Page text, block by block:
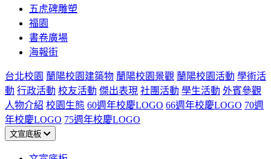
五虎碑雕塑
福園
書卷廣場
海報街
台北校園 蘭陽校園建築物 蘭陽校園景觀 蘭陽校園活動 學術活
動 行政活動 校友活動 傑出表現 社團活動 學生活動 外賓參觀
人物介紹 校園生態 60週年校慶LOGO 66週年校慶LOGO 70週
年校慶LOGO 75週年校慶LOGO
文宣底板